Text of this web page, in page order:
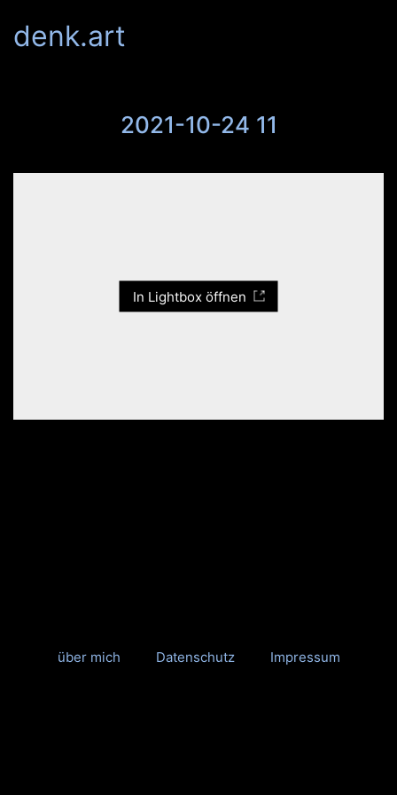
denk.art
2021-10-24 11
In Lightbox öffnen
über mich Datenschutz Impressum